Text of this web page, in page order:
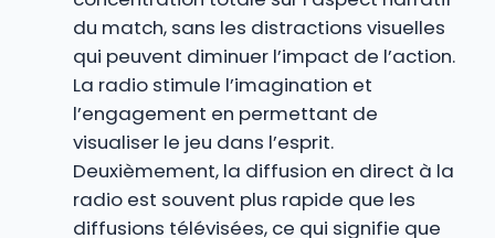
du match, sans les distractions visuelles
qui peuvent diminuer l’impact de l’action.
La radio stimule l’imagination et
l’engagement en permettant de
visualiser le jeu dans l’esprit.
Deuxièmement, la diffusion en direct à la
radio est souvent plus rapide que les
diffusions télévisées, ce qui signifie que